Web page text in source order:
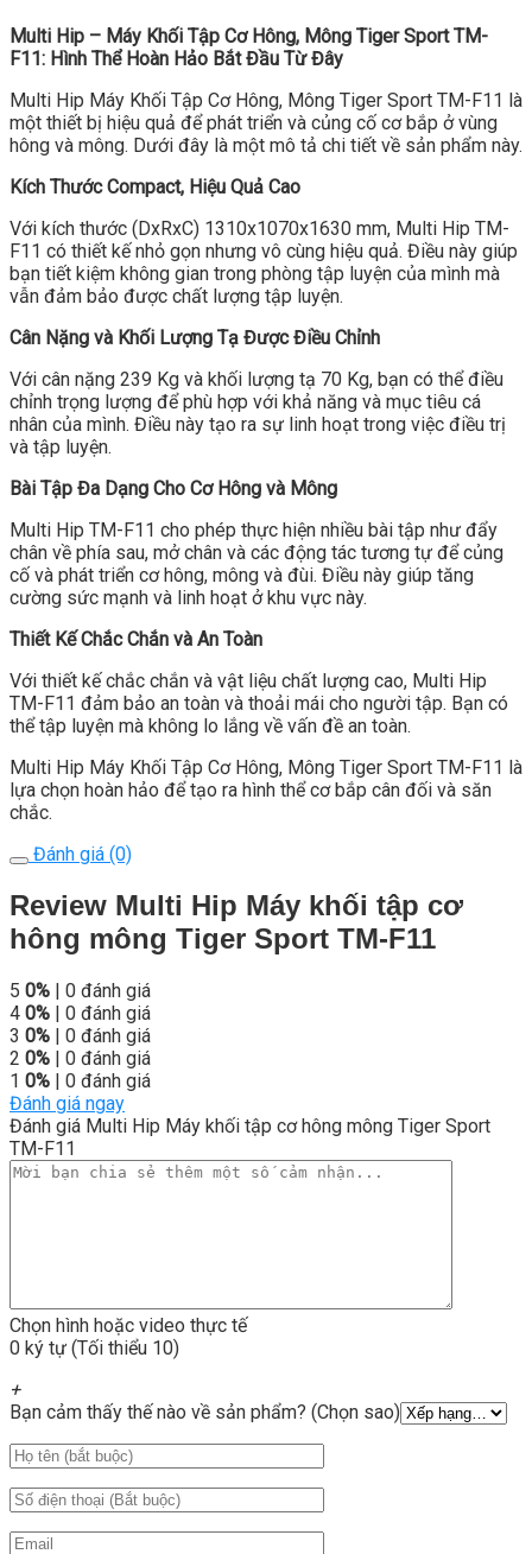
Multi Hip – Máy Khối Tập Cơ Hông, Mông Tiger Sport TM-
F11: Hình Thể Hoàn Hảo Bắt Đầu Từ Đây
Multi Hip Máy Khối Tập Cơ Hông, Mông Tiger Sport TM-F11 là
một thiết bị hiệu quả để phát triển và củng cố cơ bắp ở vùng
hông và mông. Dưới đây là một mô tả chi tiết về sản phẩm này.
Kích Thước Compact, Hiệu Quả Cao
Với kích thước (DxRxC) 1310x1070x1630 mm, Multi Hip TM-
F11 có thiết kế nhỏ gọn nhưng vô cùng hiệu quả. Điều này giúp
bạn tiết kiệm không gian trong phòng tập luyện của mình mà
vẫn đảm bảo được chất lượng tập luyện.
Cân Nặng và Khối Lượng Tạ Được Điều Chỉnh
Với cân nặng 239 Kg và khối lượng tạ 70 Kg, bạn có thể điều
chỉnh trọng lượng để phù hợp với khả năng và mục tiêu cá
nhân của mình. Điều này tạo ra sự linh hoạt trong việc điều trị
và tập luyện.
Bài Tập Đa Dạng Cho Cơ Hông và Mông
Multi Hip TM-F11 cho phép thực hiện nhiều bài tập như đẩy
chân về phía sau, mở chân và các động tác tương tự để củng
cố và phát triển cơ hông, mông và đùi. Điều này giúp tăng
cường sức mạnh và linh hoạt ở khu vực này.
Thiết Kế Chắc Chắn và An Toàn
Với thiết kế chắc chắn và vật liệu chất lượng cao, Multi Hip
TM-F11 đảm bảo an toàn và thoải mái cho người tập. Bạn có
thể tập luyện mà không lo lắng về vấn đề an toàn.
Multi Hip Máy Khối Tập Cơ Hông, Mông Tiger Sport TM-F11 là
lựa chọn hoàn hảo để tạo ra hình thể cơ bắp cân đối và săn
chắc.
Đánh giá (0)
Review Multi Hip Máy khối tập cơ
hông mông Tiger Sport TM-F11
5 0% | 0 đánh giá
4 0% | 0 đánh giá
3 0% | 0 đánh giá
2 0% | 0 đánh giá
1 0% | 0 đánh giá
Đánh giá ngay
Đánh giá Multi Hip Máy khối tập cơ hông mông Tiger Sport
TM-F11
Chọn hình hoặc video thực tế
0 ký tự (Tối thiểu 10)
+
Bạn cảm thấy thế nào về sản phẩm? (Chọn sao)